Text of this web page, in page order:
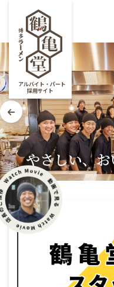
アルバイト・パート
採用サイト
4
スタ
4つの 仕